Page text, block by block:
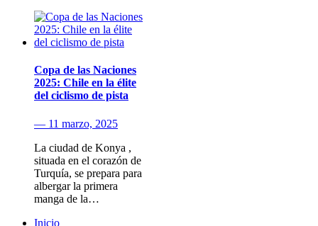
Copa de las Naciones
2025: Chile en la élite
del ciclismo de pista
— 11 marzo, 2025
La ciudad de Konya ,
situada en el corazón de
Turquía, se prepara para
albergar la primera
manga de la…
Inicio